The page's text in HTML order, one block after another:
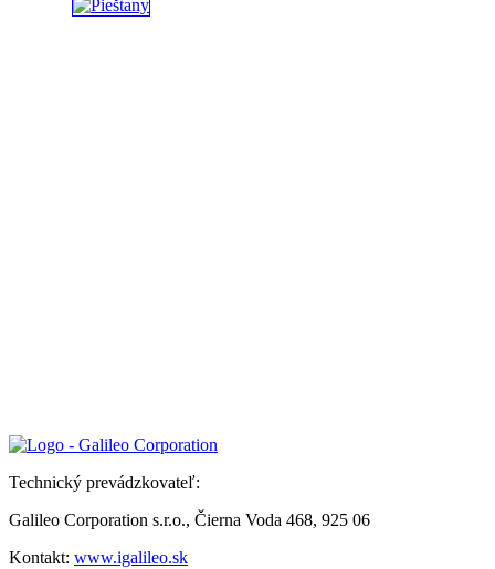
Technický prevádzkovateľ:
Galileo Corporation s.r.o., Čierna Voda 468, 925 06
Kontakt: www.igalileo.sk